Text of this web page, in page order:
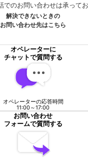
でのお問い合わせは承ってお
解決できないときの
お問い合わせ先はこちら
オペレーターに
チャットで質問する
オペレーターの応答時間
11:00～17:00
お問い合わせ
フォームで質問する